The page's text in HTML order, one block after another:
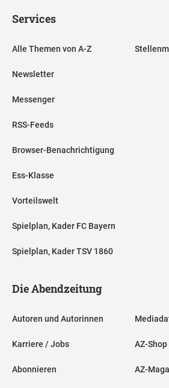
Services
Alle Themen von A-Z
Newsletter
Messenger
RSS-Feeds
Browser-Benachrichtigung
Ess-Klasse
Vorteilswelt
Spielplan, Kader FC Bayern
Spielplan, Kader TSV 1860
Die Abendzeitung
Autoren und Autorinnen
Karriere / Jobs
Abonnieren
AZ-Shop
AZ-